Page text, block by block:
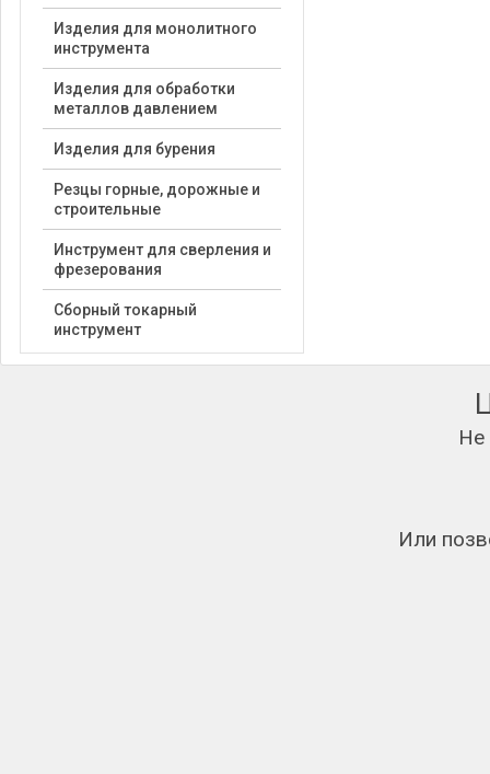
Изделия для монолитного
инструмента
Изделия для обработки
металлов давлением
Изделия для бурения
Резцы горные, дорожные и
строительные
Инструмент для сверления и
фрезерования
Сборный токарный
инструмент
Не
Или